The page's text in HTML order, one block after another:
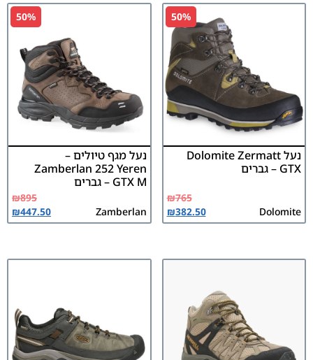
50%
נעל Dolomite Zermatt
GTX – גברים
Dolomite
₪765
₪382.50
50%
נעל מגף טיולים –
Zamberlan 252 Yeren
GTX M – גברים
Zamberlan
₪895
₪447.50